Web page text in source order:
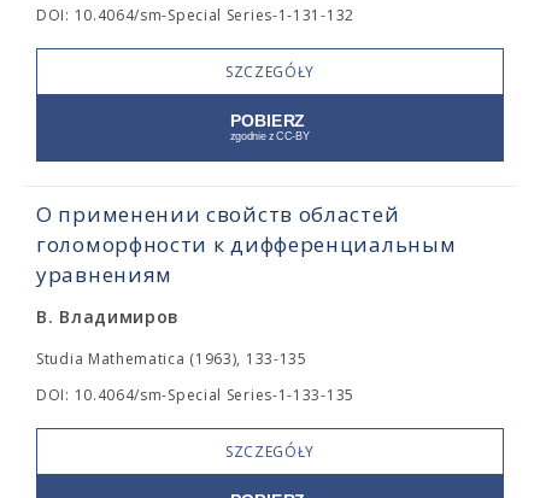
DOI: 10.4064/sm-Special Series-1-131-132
SZCZEGÓŁY
О применении свойств областей
голоморфности к дифференциальным
уравнениям
В. Владимиров
Studia Mathematica (1963), 133-135
DOI: 10.4064/sm-Special Series-1-133-135
SZCZEGÓŁY